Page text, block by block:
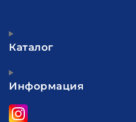
Каталог
Информация